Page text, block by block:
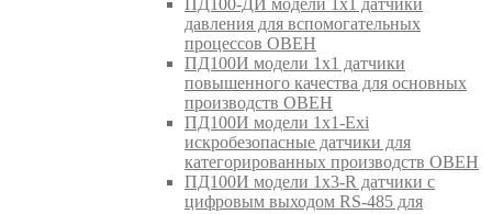
ПД100-ДИ модели 1х1 датчики
давления для вспомогательных
процессов ОВЕН
ПД100И модели 1х1 датчики
повышенного качества для основных
производств ОВЕН
ПД100И модели 1х1-Exi
искробезопасные датчики для
категорированных производств ОВЕН
ПД100И модели 1х3-R датчики с
цифровым выходом RS-485 для